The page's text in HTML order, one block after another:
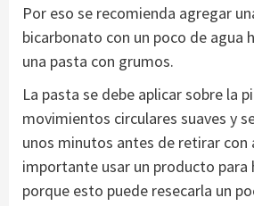
Por eso se recomienda agregar
bicarbonato con un poco de agua
una pasta con grumos.
La pasta se debe aplicar sobre la
movimientos circulares suaves y
unos minutos antes de retirar con
importante usar un producto para
porque esto puede resecarla un